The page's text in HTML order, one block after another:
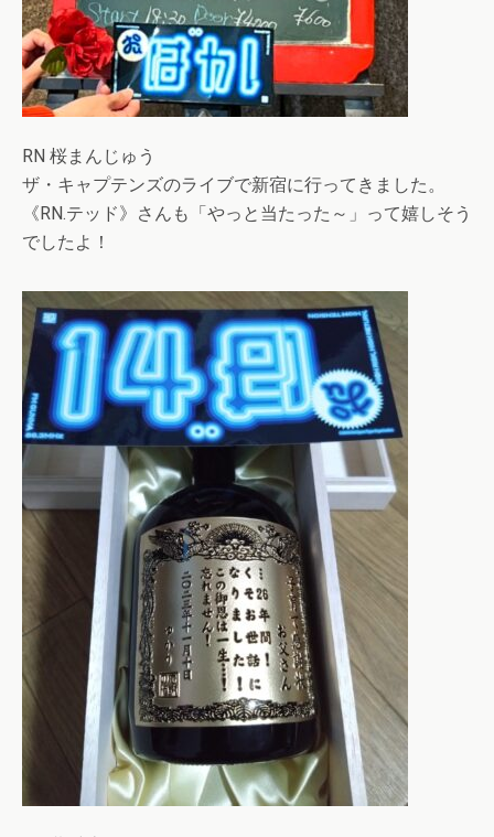
RN 桜まんじゅう
ザ・キャプテンズのライブで新宿に行ってきました。
《RN.テッド》さんも「やっと当たった～」って嬉しそう
でしたよ！